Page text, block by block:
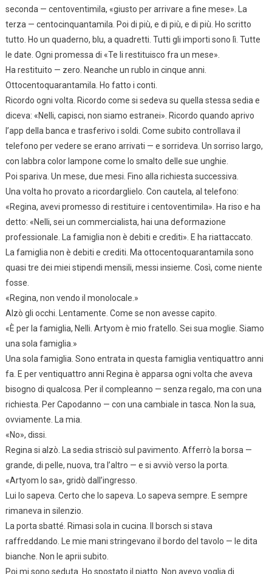
seconda — centoventimila, «giusto per arrivare a fine mese». La
terza — centocinquantamila. Poi di più, e di più, e di più. Ho scritto
tutto. Ho un quaderno, blu, a quadretti. Tutti gli importi sono lì. Tutte
le date. Ogni promessa di «Te li restituisco fra un mese».
Ha restituito — zero. Neanche un rublo in cinque anni.
Ottocentoquarantamila. Ho fatto i conti.
Ricordo ogni volta. Ricordo come si sedeva su quella stessa sedia e
diceva: «Nelli, capisci, non siamo estranei». Ricordo quando aprivo
l’app della banca e trasferivo i soldi. Come subito controllava il
telefono per vedere se erano arrivati — e sorrideva. Un sorriso largo,
con labbra color lampone come lo smalto delle sue unghie.
Poi spariva. Un mese, due mesi. Fino alla richiesta successiva.
Una volta ho provato a ricordarglielo. Con cautela, al telefono:
«Regina, avevi promesso di restituire i centoventimila». Ha riso e ha
detto: «Nelli, sei un commercialista, hai una deformazione
professionale. La famiglia non è debiti e crediti». E ha riattaccato.
La famiglia non è debiti e crediti. Ma ottocentoquarantamila sono
quasi tre dei miei stipendi mensili, messi insieme. Così, come niente
fosse.
«Regina, non vendo il monolocale.»
Alzò gli occhi. Lentamente. Come se non avesse capito.
«È per la famiglia, Nelli. Artyom è mio fratello. Sei sua moglie. Siamo
una sola famiglia.»
Una sola famiglia. Sono entrata in questa famiglia ventiquattro anni
fa. E per ventiquattro anni Regina è apparsa ogni volta che aveva
bisogno di qualcosa. Per il compleanno — senza regalo, ma con una
richiesta. Per Capodanno — con una cambiale in tasca. Non la sua,
ovviamente. La mia.
«No», dissi.
Regina si alzò. La sedia strisciò sul pavimento. Afferrò la borsa —
grande, di pelle, nuova, tra l’altro — e si avviò verso la porta.
«Artyom lo sa», gridò dall’ingresso.
Lui lo sapeva. Certo che lo sapeva. Lo sapeva sempre. E sempre
rimaneva in silenzio.
La porta sbatté. Rimasi sola in cucina. Il borsch si stava
raffreddando. Le mie mani stringevano il bordo del tavolo — le dita
bianche. Non le aprii subito.
Poi mi sono seduta. Ho spostato il piatto. Non avevo voglia di